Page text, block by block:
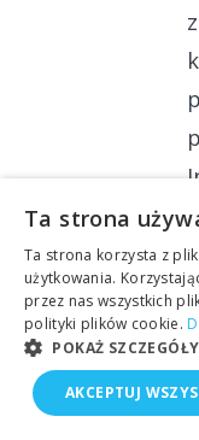
Ta strona
Ta strona korzysta z
użytkowania.
przez nas wszystkich
polityki plików cookie.
POKAŻ SZCZEGÓŁY
AKCEPTUJ